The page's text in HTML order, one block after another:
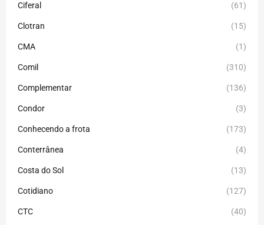
Ciferal (61)
Clotran (15)
CMA (1)
Comil (310)
Complementar (136)
Condor (3)
Conhecendo a frota (173)
Conterrânea (4)
Costa do Sol (13)
Cotidiano (127)
CTC (40)